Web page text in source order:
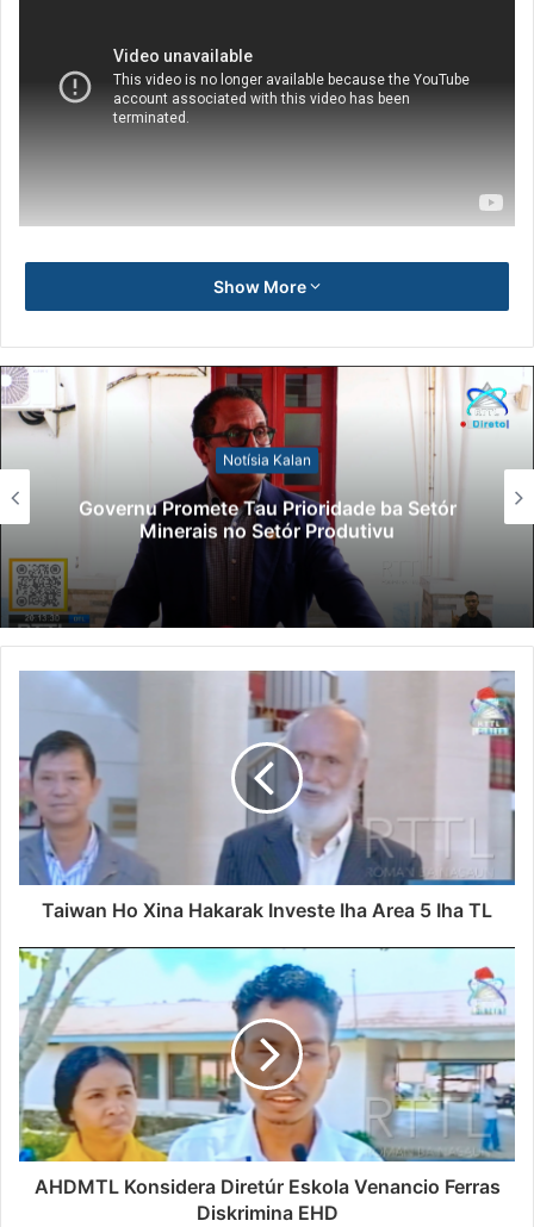
Show More
Notísia Kalan
Governu Promete Tau Prioridade ba Setór
Minerais no Setór Produtivu
Taiwan Ho Xina Hakarak Investe Iha Area 5 Iha TL
AHDMTL Konsidera Diretúr Eskola Venancio Ferras
Diskrimina EHD